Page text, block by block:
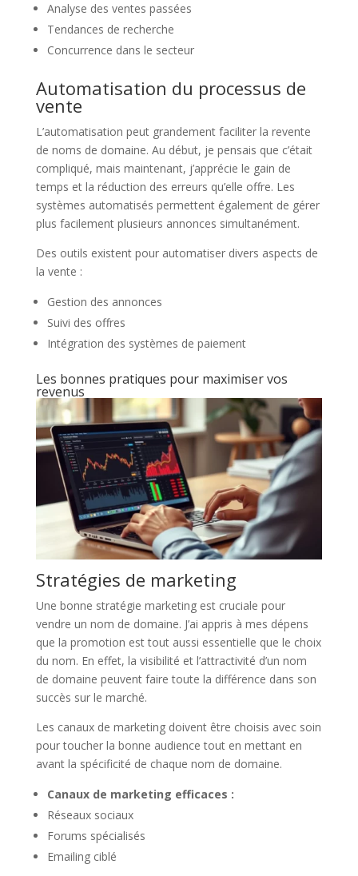
Analyse des ventes passées
Tendances de recherche
Concurrence dans le secteur
Automatisation du processus de
vente
L’automatisation peut grandement faciliter la revente
de noms de domaine. Au début, je pensais que c’était
compliqué, mais maintenant, j’apprécie le gain de
temps et la réduction des erreurs qu’elle offre. Les
systèmes automatisés permettent également de gérer
plus facilement plusieurs annonces simultanément.
Des outils existent pour automatiser divers aspects de
la vente :
Gestion des annonces
Suivi des offres
Intégration des systèmes de paiement
Les bonnes pratiques pour maximiser vos
revenus
Stratégies de marketing
Une bonne stratégie marketing est cruciale pour
vendre un nom de domaine. J’ai appris à mes dépens
que la promotion est tout aussi essentielle que le choix
du nom. En effet, la visibilité et l’attractivité d’un nom
de domaine peuvent faire toute la différence dans son
succès sur le marché.
Les canaux de marketing doivent être choisis avec soin
pour toucher la bonne audience tout en mettant en
avant la spécificité de chaque nom de domaine.
Canaux de marketing efficaces :
Réseaux sociaux
Forums spécialisés
Emailing ciblé